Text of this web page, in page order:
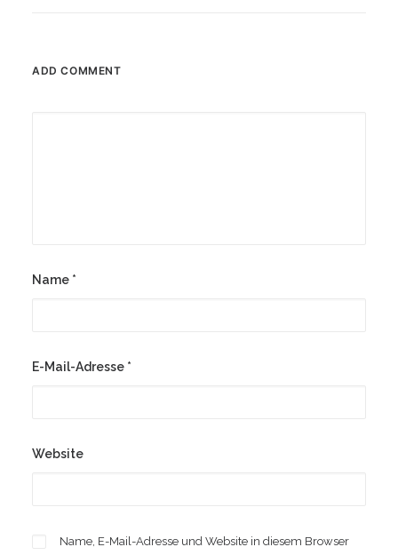
ADD COMMENT
Name *
E-Mail-Adresse *
Website
Name, E-Mail-Adresse und Website in diesem Browser